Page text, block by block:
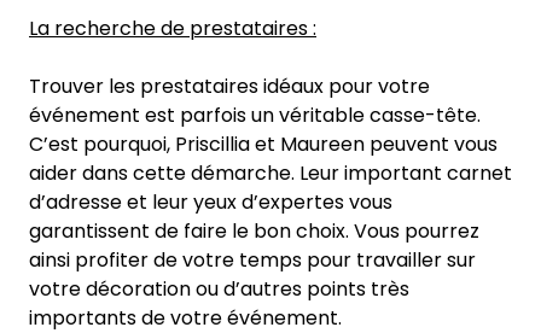
La recherche de prestataires :
Trouver les prestataires idéaux pour votre
événement est parfois un véritable casse-tête.
C’est pourquoi, Priscillia et Maureen peuvent vous
aider dans cette démarche. Leur important carnet
d’adresse et leur yeux d’expertes vous
garantissent de faire le bon choix. Vous pourrez
ainsi profiter de votre temps pour travailler sur
votre décoration ou d’autres points très
importants de votre événement.